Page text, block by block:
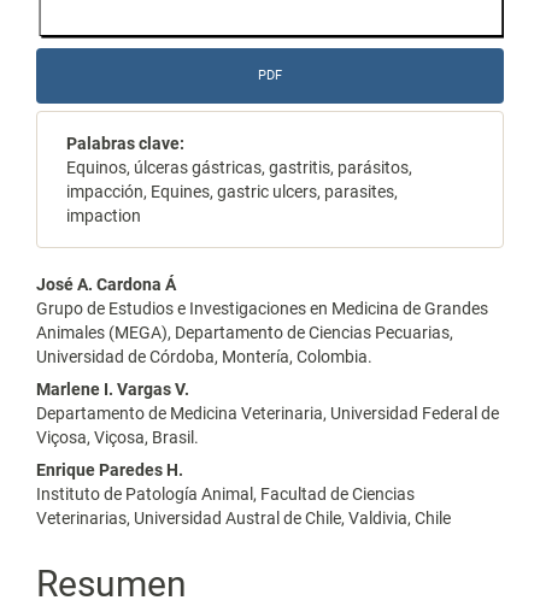
PDF
Palabras clave:
Equinos, úlceras gástricas, gastritis, parásitos,
impacción, Equines, gastric ulcers, parasites,
impaction
Contenido
principal
del
artículo
José A. Cardona Á
Grupo de Estudios e Investigaciones en Medicina de Grandes
Animales (MEGA), Departamento de Ciencias Pecuarias,
Universidad de Córdoba, Montería, Colombia.
Marlene I. Vargas V.
Departamento de Medicina Veterinaria, Universidad Federal de
Viçosa, Viçosa, Brasil.
Enrique Paredes H.
Instituto de Patología Animal, Facultad de Ciencias
Veterinarias, Universidad Austral de Chile, Valdivia, Chile
Resumen